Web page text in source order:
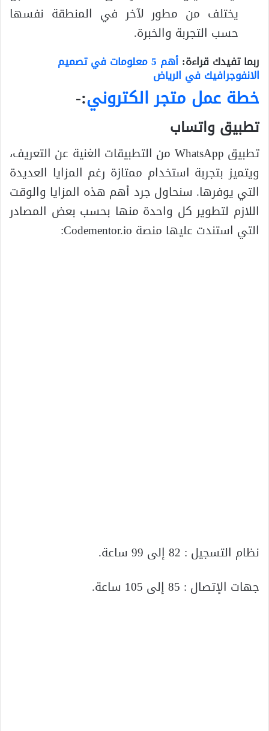
يختلف من مطور لآخر في المنطقة نفسها
حسب التجربة والخبرة.
ربما تفيدك قراءة: أهم 5 معلومات في تصميم
الانفوجرافيك في الرياض
خطة عمل متجر الكتروني:-
تطبيق واتساب
تطبيق WhatsApp من التطبيقات الغنية عن التعريف،
ويتميز بتجربة استخدام ممتازة رغم المزايا العديدة
التي يوفرها. سنحاول جرد أهم هذه المزايا والوقت
اللازم لتطوير كل واحدة منها بحسب بعض المصادر
التي استندت عليها منصة Codementor.io:
نظام التسجيل : 82 إلى 99 ساعة.
جهات الإتصال : 85 إلى 105 ساعة.